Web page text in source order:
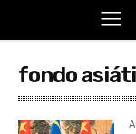
fondo